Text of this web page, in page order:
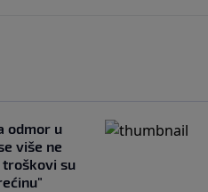
odmor u
više ne
troškovi su